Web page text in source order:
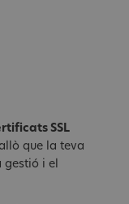
SSL
que la teva
gestió i el